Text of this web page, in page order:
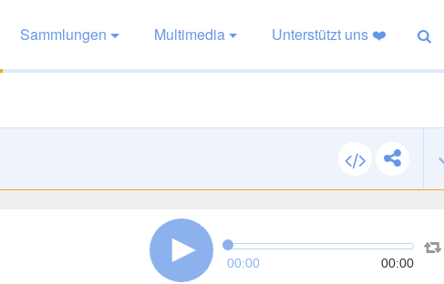
Sammlungen Multimedia Unterstützt uns ❤️
00:00 00:00